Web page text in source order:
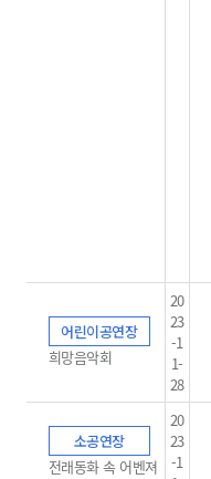
어린이공연장
희망음악회
20
23
-1
1-
28
소공연장
전래동화 속 어벤져
20
23
-1